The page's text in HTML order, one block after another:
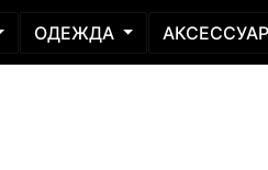
ОДЕЖДА